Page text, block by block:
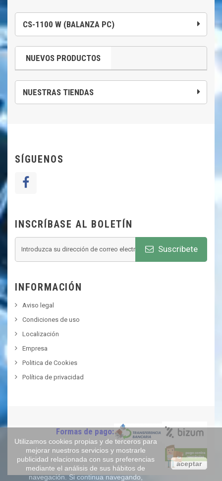
CS-1100 W (BALANZA PC)
NUEVOS PRODUCTOS
NUESTRAS TIENDAS
SÍGUENOS
INSCRÍBASE AL BOLETÍN
Suscribete
INFORMACIÓN
Aviso legal
Condiciones de uso
Localización
Empresa
Politica de Cookies
Política de privacidad
Formas de pago:
Utilizamos cookies propias y de terceros para
mejorar nuestros servicios y mostrarle
publicidad relacionada con sus preferencias
mediante el análisis de sus hábitos de
navegación. Si continua navegando,
aceptar